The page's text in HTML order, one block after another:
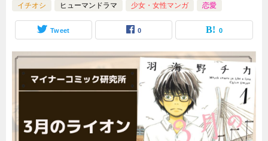
イチオシ ヒューマンドラマ 少女・女性マンガ 恋愛
Tweet 0 0